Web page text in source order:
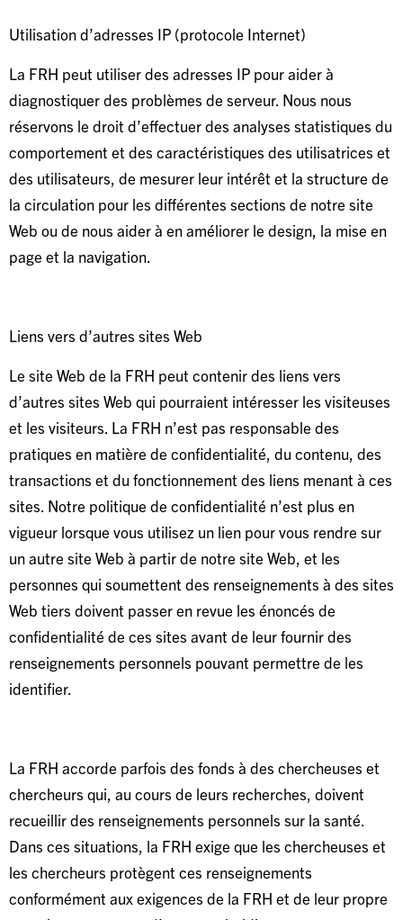
Utilisation d’adresses IP (protocole Internet)
La FRH peut utiliser des adresses IP pour aider à
diagnostiquer des problèmes de serveur. Nous nous
réservons le droit d’effectuer des analyses statistiques du
comportement et des caractéristiques des utilisatrices et
des utilisateurs, de mesurer leur intérêt et la structure de
la circulation pour les différentes sections de notre site
Web ou de nous aider à en améliorer le design, la mise en
page et la navigation.
Liens vers d’autres sites Web
Le site Web de la FRH peut contenir des liens vers
d’autres sites Web qui pourraient intéresser les visiteuses
et les visiteurs. La FRH n’est pas responsable des
pratiques en matière de confidentialité, du contenu, des
transactions et du fonctionnement des liens menant à ces
sites. Notre politique de confidentialité n’est plus en
vigueur lorsque vous utilisez un lien pour vous rendre sur
un autre site Web à partir de notre site Web, et les
personnes qui soumettent des renseignements à des sites
Web tiers doivent passer en revue les énoncés de
confidentialité de ces sites avant de leur fournir des
renseignements personnels pouvant permettre de les
identifier.
La FRH accorde parfois des fonds à des chercheuses et
chercheurs qui, au cours de leurs recherches, doivent
recueillir des renseignements personnels sur la santé.
Dans ces situations, la FRH exige que les chercheuses et
les chercheurs protègent ces renseignements
conformément aux exigences de la FRH et de leur propre